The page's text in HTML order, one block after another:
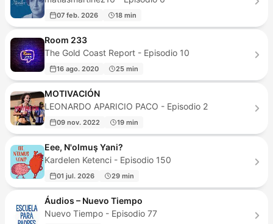
07 feb. 2026 18 min
Room 233
The Gold Coast Report - Episodio 10
16 ago. 2020 25 min
MOTIVACIÓN
LEONARDO APARICIO PACO - Episodio 2
09 nov. 2022 19 min
Eee, N'olmuş Yani?
Kardelen Ketenci - Episodio 150
01 jul. 2026 29 min
Áudios – Nuevo Tiempo
Nuevo Tiempo - Episodio 77